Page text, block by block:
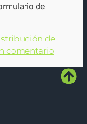
de
de
comentario